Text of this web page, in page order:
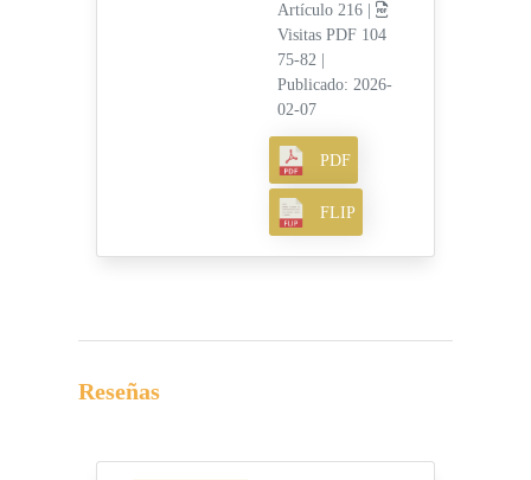
Artículo 216 |
Visitas PDF 104
75-82
Publicado: 2026-
02-07
PDF
FLIP
Reseñas